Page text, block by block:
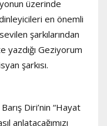
üzerinde
en önemli
şarkılarından
yazdığı Geziyorum
şarkısı.
Diri’nin “Hayat
anlatacağımızı